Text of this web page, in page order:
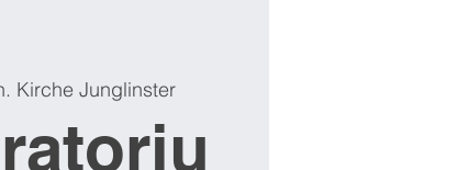
Kirche Junglinster